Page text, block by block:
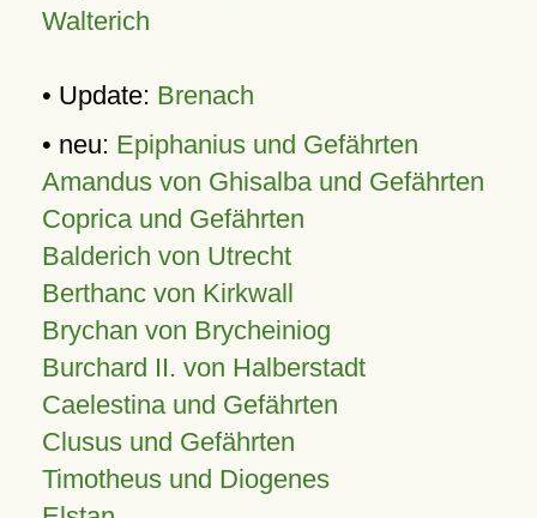
Walterich
• Update: Brenach
• neu: Epiphanius und Gefährten
Amandus von Ghisalba und Gefährten
Coprica und Gefährten
Balderich von Utrecht
Berthanc von Kirkwall
Brychan von Brycheiniog
Burchard II. von Halberstadt
Caelestina und Gefährten
Clusus und Gefährten
Timotheus und Diogenes